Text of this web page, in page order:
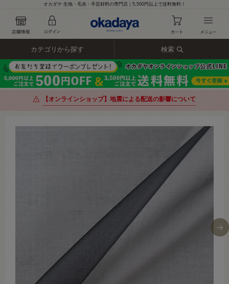
オカダヤ 生地・毛糸・手芸材料の専門店｜5,500円以上で送料無料！
カテゴリから探す 検索
【オンラインショップ】地震による配送の影響について